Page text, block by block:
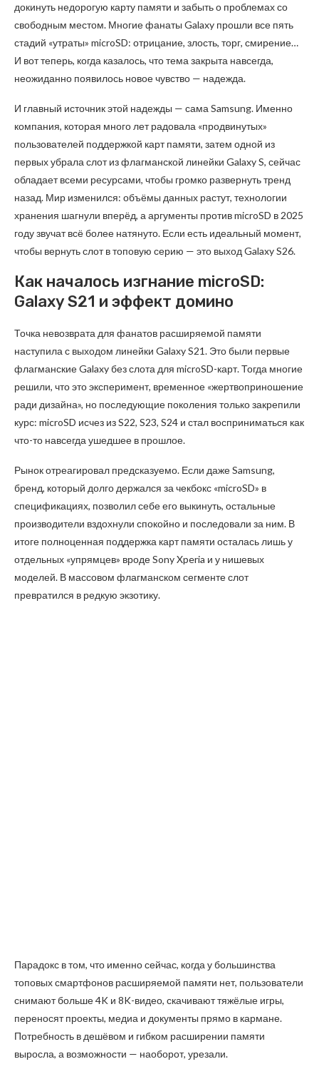
докинуть недорогую карту памяти и забыть о проблемах со
свободным местом. Многие фанаты Galaxy прошли все пять
стадий «утраты» microSD: отрицание, злость, торг, смирение…
И вот теперь, когда казалось, что тема закрыта навсегда,
неожиданно появилось новое чувство — надежда.
И главный источник этой надежды — сама Samsung. Именно
компания, которая много лет радовала «продвинутых»
пользователей поддержкой карт памяти, затем одной из
первых убрала слот из флагманской линейки Galaxy S, сейчас
обладает всеми ресурсами, чтобы громко развернуть тренд
назад. Мир изменился: объёмы данных растут, технологии
хранения шагнули вперёд, а аргументы против microSD в 2025
году звучат всё более натянуто. Если есть идеальный момент,
чтобы вернуть слот в топовую серию — это выход Galaxy S26.
Как началось изгнание microSD:
Galaxy S21 и эффект домино
Точка невозврата для фанатов расширяемой памяти
наступила с выходом линейки Galaxy S21. Это были первые
флагманские Galaxy без слота для microSD-карт. Тогда многие
решили, что это эксперимент, временное «жертвоприношение
ради дизайна», но последующие поколения только закрепили
курс: microSD исчез из S22, S23, S24 и стал восприниматься как
что-то навсегда ушедшее в прошлое.
Рынок отреагировал предсказуемо. Если даже Samsung,
бренд, который долго держался за чекбокс «microSD» в
спецификациях, позволил себе его выкинуть, остальные
производители вздохнули спокойно и последовали за ним. В
итоге полноценная поддержка карт памяти осталась лишь у
отдельных «упрямцев» вроде Sony Xperia и у нишевых
моделей. В массовом флагманском сегменте слот
превратился в редкую экзотику.
Парадокс в том, что именно сейчас, когда у большинства
топовых смартфонов расширяемой памяти нет, пользователи
снимают больше 4K и 8K-видео, скачивают тяжёлые игры,
переносят проекты, медиа и документы прямо в кармане.
Потребность в дешёвом и гибком расширении памяти
выросла, а возможности — наоборот, урезали.